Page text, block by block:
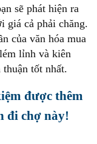
sẽ phát hiện ra
giá cả phải chăng.
của văn hóa mua
lỉnh và kiên
tốt nhất.
được thêm
đi chợ này!